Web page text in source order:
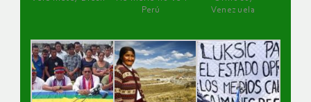
Perú
Venezuela